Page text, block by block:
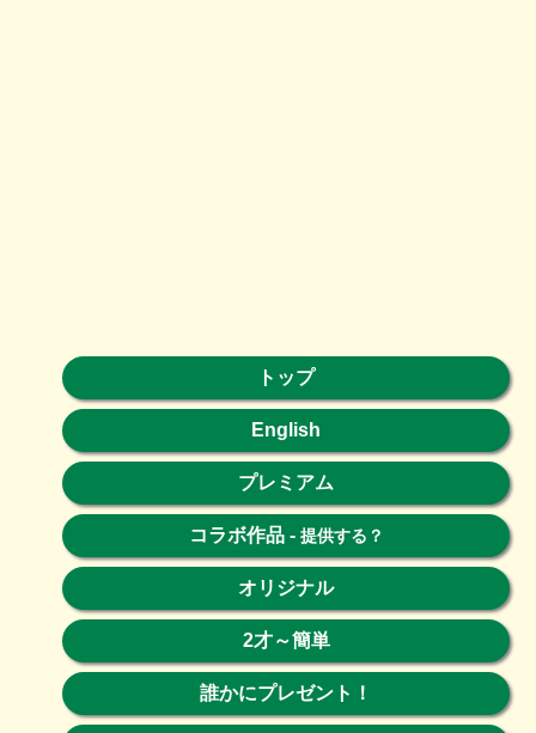
トップ
English
プレミアム
コラボ作品- 提供する？
オリジナル
2才～簡単
誰かにプレゼント！